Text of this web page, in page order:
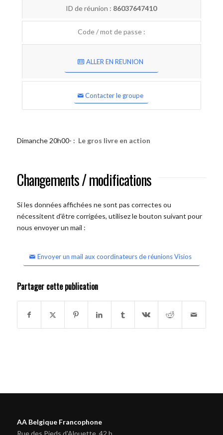
ID de réunion : 86037647410
Code / mot de passe :
ALLER EN REUNION
Contacter le groupe
Dimanche 20h00- : Le gros livre en action
Changements / modifications
Si les données affichées ne sont pas correctes ou
nécessitent d'être corrigées, utilisez le bouton suivant pour
nous envoyer un mail :
Envoyer un mail aux coordinateurs de réunions Visios
Partager cette publication
AA Belgique Francophone
Rue des Pieds d'Alouette, 42 b